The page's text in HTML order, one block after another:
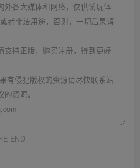
外各大媒体和网络，仅供试玩体
者非法用途，否则，一切后果请
支持正版，购买注册，得到更好
有侵犯版权的资源请尽快联系站
资源。
END